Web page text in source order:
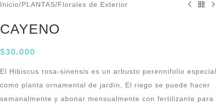
Inicio/PLANTAS/Florales de Exterior
CAYENO
$30.000
El Hibiscus rosa-sinensis es un arbusto perennifolio especial
como planta ornamental de jardín, El riego se puede hacer
semanalmente y abonar mensualmente con fertilizante para